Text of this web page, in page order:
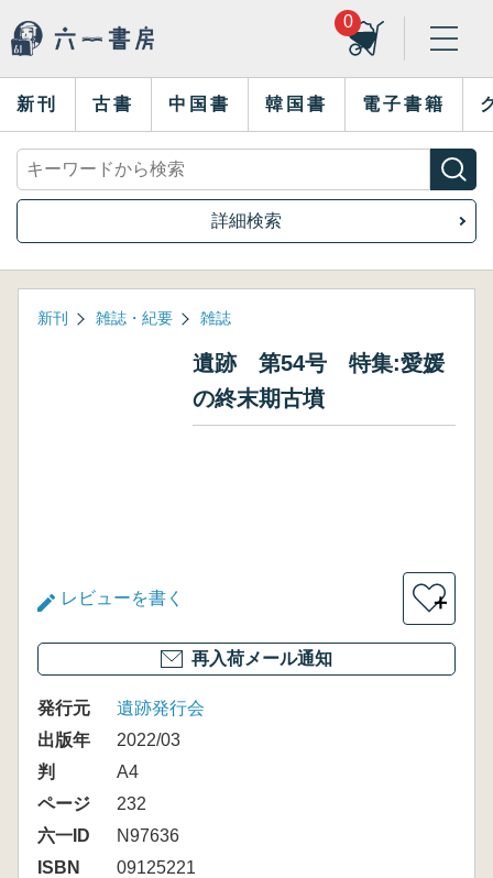
0
新刊 古書 中国書 韓国書 電子書籍
詳細検索
新刊 雑誌・紀要 雑誌
遺跡 第54号 特集:愛媛
の終末期古墳
レビューを書く ＋
再入荷メール通知
発行元
遺跡発行会
出版年
2022/03
判
A4
ページ
232
六一ID
N97636
ISBN
09125221